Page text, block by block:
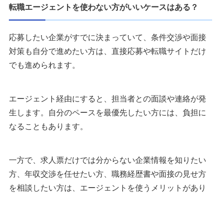
転職エージェントを使わない方がいいケースはある？
応募したい企業がすでに決まっていて、条件交渉や面接
対策も自分で進めたい方は、直接応募や転職サイトだけ
でも進められます。
エージェント経由にすると、担当者との面談や連絡が発
生します。自分のペースを最優先したい方には、負担に
なることもあります。
一方で、求人票だけでは分からない企業情報を知りたい
方、年収交渉を任せたい方、職務経歴書や面接の見せ方
を相談したい方は、エージェントを使うメリットがあり